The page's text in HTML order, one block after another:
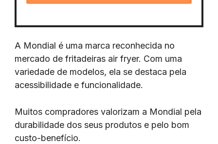
A Mondial é uma marca reconhecida no
mercado de fritadeiras air fryer. Com uma
variedade de modelos, ela se destaca pela
acessibilidade e funcionalidade.
Muitos compradores valorizam a Mondial pela
durabilidade dos seus produtos e pelo bom
custo-benefício.